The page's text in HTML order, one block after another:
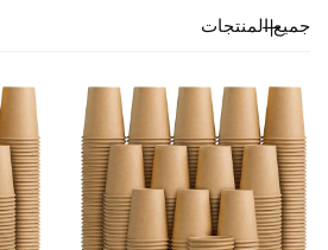
جميع المنتجات